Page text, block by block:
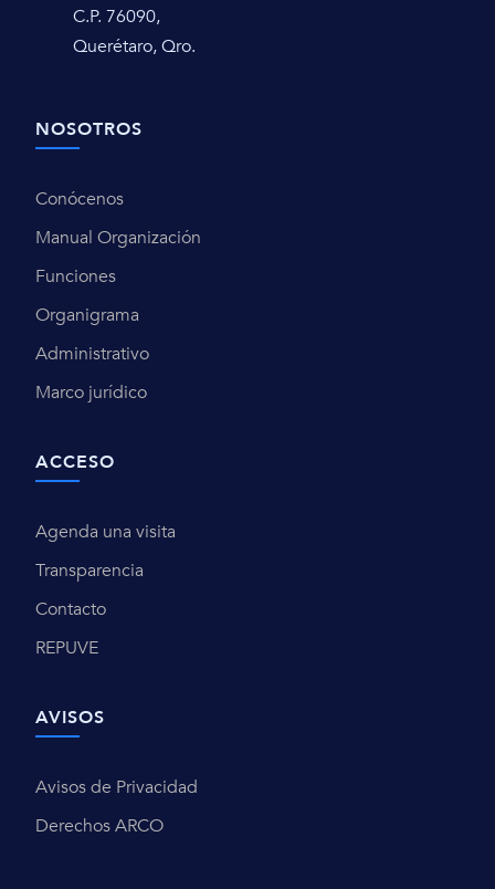
C.P. 76090,
Querétaro, Qro.
NOSOTROS
Conócenos
Manual Organización
Funciones
Organigrama
Administrativo
Marco jurídico
ACCESO
Agenda una visita
Transparencia
Contacto
REPUVE
AVISOS
Avisos de Privacidad
Derechos ARCO